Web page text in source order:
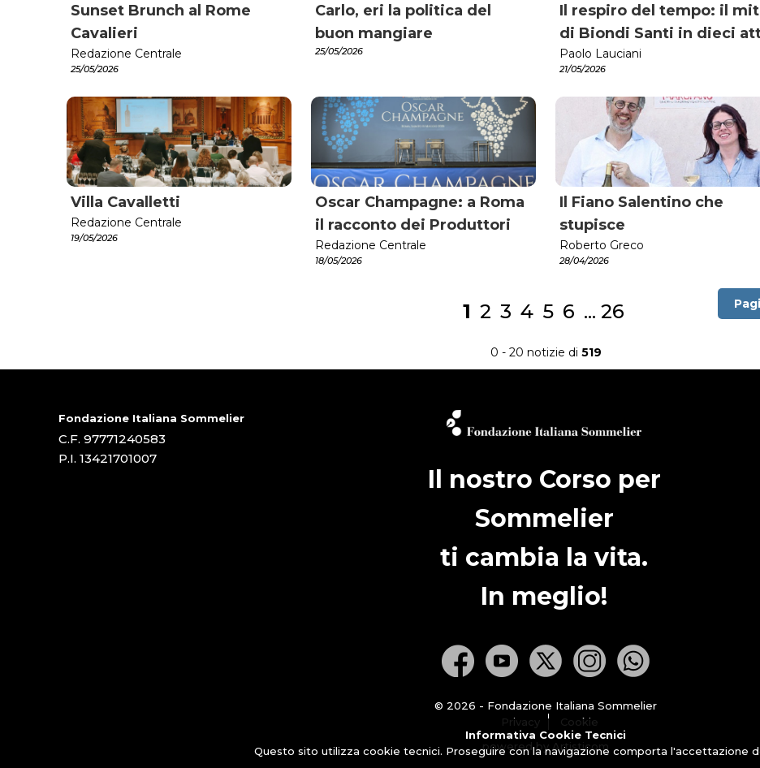
Sunset Brunch al Rome
Cavalieri
Redazione Centrale
25/05/2026
Carlo, eri la politica del
buon mangiare
25/05/2026
Il respiro del tempo: il
di Biondi Santi in dieci
Paolo Lauciani
21/05/2026
Villa Cavalletti
Redazione Centrale
19/05/2026
Oscar Champagne: a Roma
il racconto dei Produttori
Redazione Centrale
18/05/2026
Il Fiano Salentino che
stupisce
Roberto Greco
28/04/2026
1 2 3 4 5 6 ... 26
0 - 20 notizie di 519
Fondazione Italiana Sommelier
C.F. 97771240583
P.I. 13421701007
Il nostro Corso per
Sommelier
ti cambia la vita.
In meglio!
© 2026 - Fondazione Italiana Sommelier
Privacy
Cookie
powered by Artisticom
Informativa Cookie Tecnici
Questo sito utilizza cookie tecnici. Proseguire con la navigazione comporta l'accettazione